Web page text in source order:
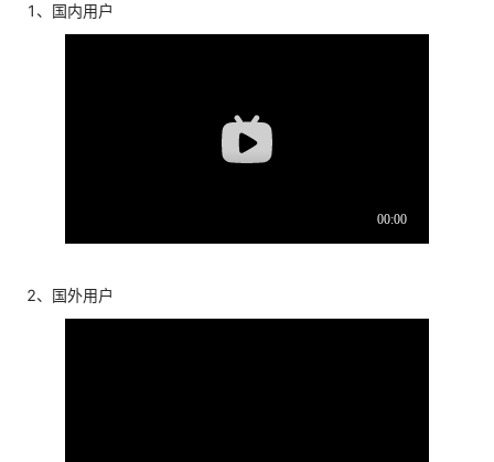
1、国内用户
2、国外用户